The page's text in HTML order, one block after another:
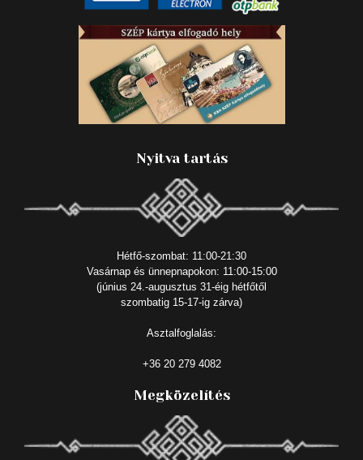
Nyitva tartás
Hétfő-szombat: 11:00-21:30
Vasárnap és ünnepnapokon: 11:00-15:00
(június 24.-augusztus 31-éig hétfőtől
szombatig 15-17-ig zárva)
Asztalfoglalás:
+36 20 279 4082
Megközelítés